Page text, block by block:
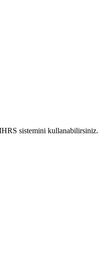
sistemini kullanabilirsiniz.